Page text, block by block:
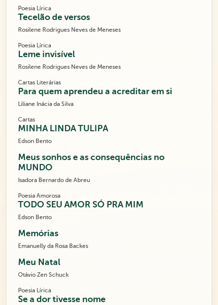
Poesia Lírica
Tecelão de versos
Rosilene Rodrigues Neves de Meneses
Poesia Lírica
Leme invisível
Rosilene Rodrigues Neves de Meneses
Cartas Literárias
Para quem aprendeu a acreditar em si
Liliane Inácia da Silva
Cartas
MINHA LINDA TULIPA
Edson Bento
Meus sonhos e as consequências no
MUNDO
Isadora Bernardo de Abreu
Poesia Amorosa
TODO SEU AMOR SÓ PRA MIM
Edson Bento
Memórias
Emanuelly da Rosa Backes
Meu Natal
Otávio Zen Schuck
Poesia Lírica
Se a dor tivesse nome